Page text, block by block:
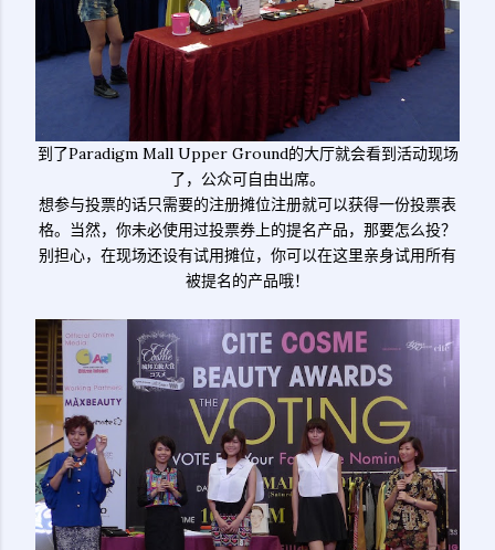
到了Paradigm Mall Upper Ground的大厅就会看到活动现场
了，公众可自由出席。
想参与投票的话只需要的注册摊位注册就可以获得一份投票表
格。当然，你未必使用过投票券上的提名产品，那要怎么投？
别担心，在现场还设有试用摊位，你可以在这里亲身试用所有
被提名的产品哦！